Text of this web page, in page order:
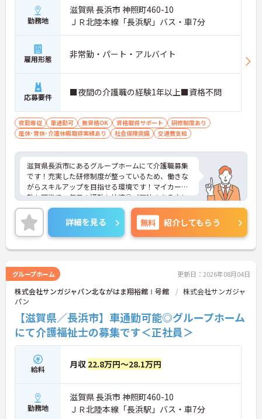
勤務地
滋賀県 長浜市 神照町460-10
ＪＲ北陸本線「長浜駅」バス・車7分
雇用形態 非常勤・パート・アルバイト
応募要件 ■夜間の介護職の経験1年以上■資格不問
夜勤専従 車通勤可 無資格OK 資格取得サポート
研修制度あり
産休･育休･介護休暇取得実績あり
社会保険完備 交通費支給
滋賀県長浜市にあるグループホームにて介護職募集
です！充実した研修制度が整っているため、働きな
がらスキルアップを目指せる環境です！マイカー通
勤も可能で、毎日の通勤も快適◎ご興味のある方に
は、面接対策ポイントなど、さらに詳細をご案内し
ますのでお気軽にご相談ください！
詳細を見る 無料 紹介してもらう
グループホーム 更新日：2026年08月04日
株式会社サンガジャパン北ながはま翔裕館Ⅰ号館
株式会社サンガジャ
パン
【滋賀県／長浜市】車通勤可能◎グループホーム
にて介護福祉士の募集です＜正社員＞
給料 月収 22.8万円～28.1万円
勤務地
滋賀県 長浜市 神照町460-10
ＪＲ北陸本線「長浜駅」バス・車7分